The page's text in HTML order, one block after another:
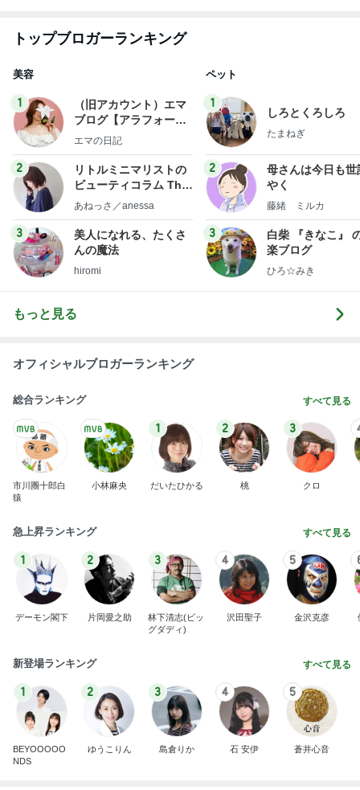
トップブロガーランキング
美容
1
（旧アカウント）エマ
ブログ【アラフォー会
社売却セカンドライ
エマの日記
2
リトルミニマリストの
ビューティコラム The
little minimalist's bea
あねっさ／anessa
3
美人になれる、たくさ
んの魔法
hiromi
ペット
1
しろとくろしろ
たまねぎ
2
母さんは今日も世
やく
藤緒 ミルカ
3
白柴 『きなこ』
楽ブログ
ひろ☆みき
もっと見る
オフィシャルブロガーランキング
総合ランキング すべて見る
市川團十郎白
猿
小林麻央
1
だいたひかる
2
桃
3
クロ
急上昇ランキング すべて見る
1
デーモン閣下
2
片岡愛之助
3
林下清志(ビッ
グダディ)
4
沢田聖子
5
金沢克彦
新登場ランキング すべて見る
1
BEYOOOOO
NDS
2
ゆうこりん
3
島倉りか
4
石 安伊
5
蒼井心音